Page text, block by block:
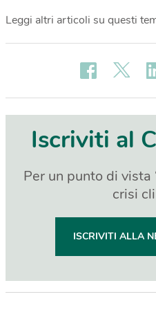
Leggi altri articoli su questi
Iscriviti al
Per un punto di vista
crisi
ISCRIVITI ALLA